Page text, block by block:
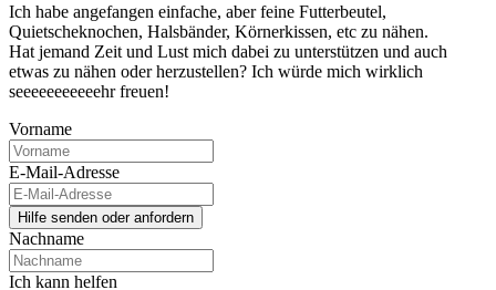
Ich habe angefangen einfache, aber feine Futterbeutel,
Quietscheknochen, Halsbänder, Körnerkissen, etc zu nähen.
Hat jemand Zeit und Lust mich dabei zu unterstützen und auch
etwas zu nähen oder herzustellen? Ich würde mich wirklich
seeeeeeeeeeehr freuen!
Vorname
E-Mail-Adresse
Nachname
Ich kann helfen